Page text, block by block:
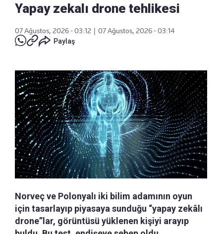
Yapay zekalı drone tehlikesi
07 Ağustos, 2026 - 03:12
07 Ağustos, 2026 - 03:14
Paylaş
Norveç ve Polonyalı iki bilim adamının oyun
için tasarlayıp piyasaya sunduğu “yapay zekâlı
drone”lar, görüntüsü yüklenen kişiyi arayıp